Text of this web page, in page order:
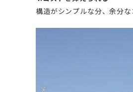
構造がシンプルな分、余分